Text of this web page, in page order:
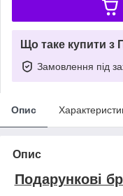
Що таке купити з
Замовлення під
Опис
Опис
Подарункові